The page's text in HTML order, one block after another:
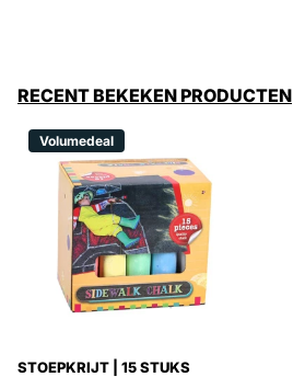
RECENT BEKEKEN PRODUCTEN
Volumedeal
STOEPKRIJT | 15 STUKS